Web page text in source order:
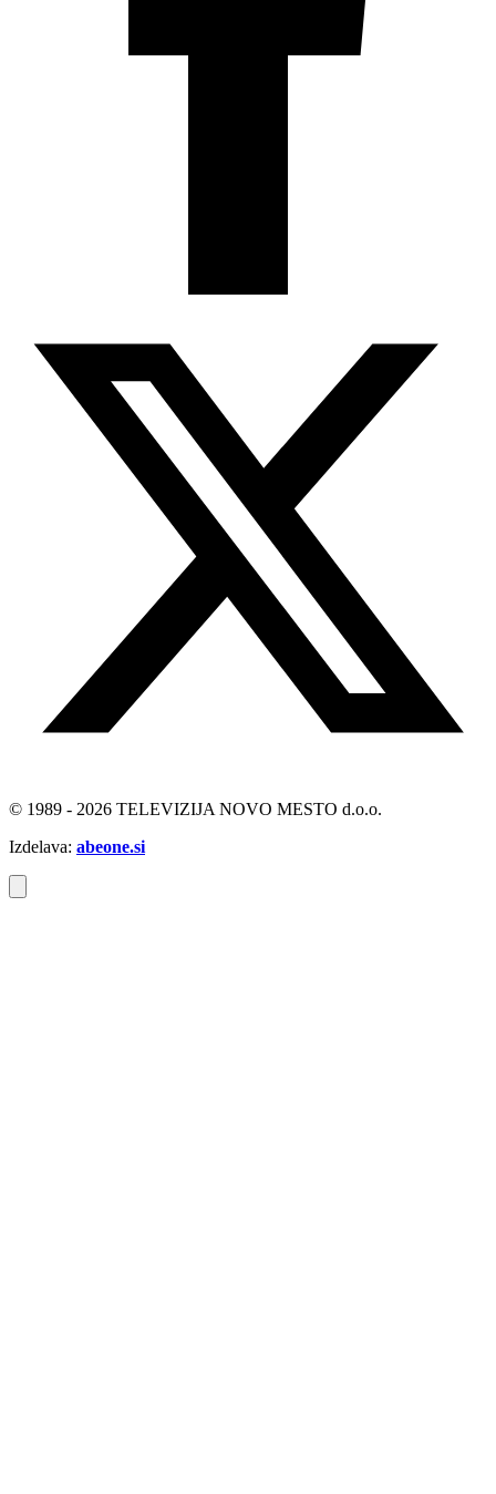
© 1989 - 2026 TELEVIZIJA NOVO MESTO d.o.o.
Izdelava: abeone.si